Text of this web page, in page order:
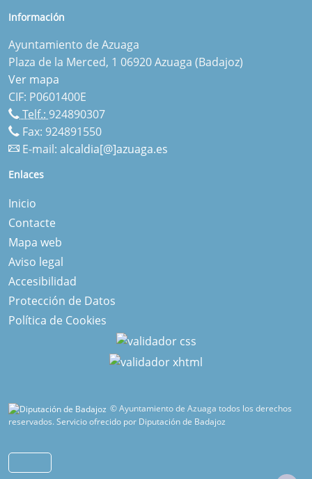
Información
Ayuntamiento de Azuaga
Plaza de la Merced, 1 06920 Azuaga (Badajoz)
Ver mapa
CIF: P0601400E
Telf.: 924890307
Fax: 924891550
E-mail: alcaldia[@]azuaga.es
Enlaces
Inicio
Contacte
Mapa web
Aviso legal
Accesibilidad
Protección de Datos
Política de Cookies
© Ayuntamiento de Azuaga todos los derechos
reservados.Servicio ofrecido por Diputación de Badajoz